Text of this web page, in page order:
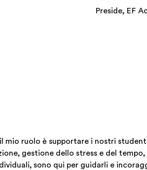
Preside, EF
mio ruolo è supportare i nostri
gestione dello stress e del
sono qui per guidarli e